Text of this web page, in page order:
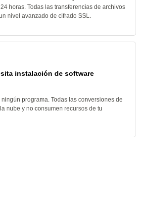
horas. Todas las transferencias de archivos
nivel avanzado de cifrado SSL.
instalación de software
programa. Todas las conversiones de
nube y no consumen recursos de tu